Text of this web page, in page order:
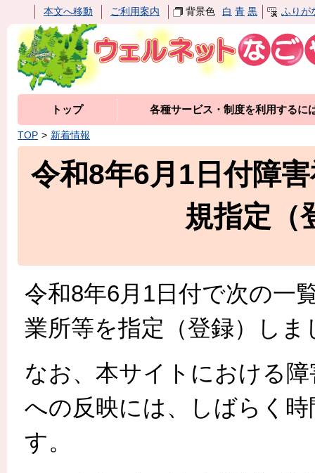
本文へ移動 ご利用案内 背景色 白 青 黒 ふりが
トップ 各種サービス・制度を利用するに
TOP 新着情報
令和8年6月1日付障
規指定（
令和8年6月1日付で次の一
業所等を指定（登録）し
なお、本サイトにおける
への反映には、しばらく
す。